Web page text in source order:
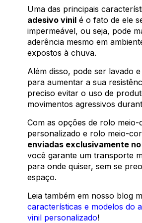
Uma das principais
adesivo vinil é o fato de ele
impermeável, ou seja, pode
aderência mesmo em
expostos à chuva.
Além disso, pode ser lavado
para aumentar a sua
preciso evitar o uso de
movimentos agressivos
Com as opções de rolo meio-
personalizado e rolo meio-
enviadas exclusivamente
você garante um transporte
para onde quiser, sem se
espaço.
Leia também em nosso blog
características e modelos do
vinil personalizado!